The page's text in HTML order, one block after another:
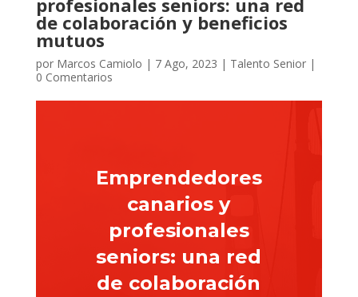
profesionales seniors: una red
de colaboración y beneficios
mutuos
por Marcos Camiolo | 7 Ago, 2023 | Talento Senior|
0 Comentarios
Emprendedores
canarios y
profesionales
seniors: una red
de colaboración